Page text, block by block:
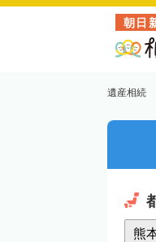
朝日
遺産相続